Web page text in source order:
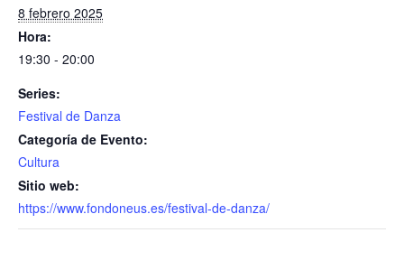
8 febrero 2025
Hora:
19:30 - 20:00
Series:
Festival de Danza
Categoría de Evento:
Cultura
Sitio web:
https://www.fondoneus.es/festival-de-danza/